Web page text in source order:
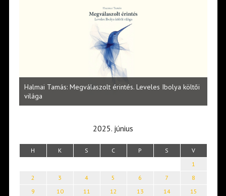
Halmai Tamás: Megválaszolt érintés. Leveles Ibolya költői
világa
2025. június
H K S C P S V
1
2
3 4 5 6 7
8
9
10 11 12 13 14
15